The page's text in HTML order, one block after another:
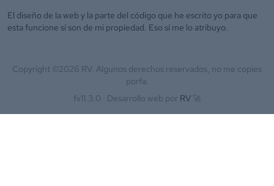
El diseño de la web y la parte del código que he escrito yo para que
esta funcione sí son de mi propiedad. Eso sí me lo atribuyo.
Copyright ©2026 RV. Algunos derechos reservados, no me copies
porfa.
fv11.3.0 · Desarrollo web por RV 🚀